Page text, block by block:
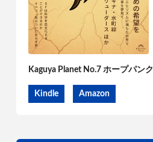
Kaguya Planet No.7 ホープパンク
Kindle Amazon